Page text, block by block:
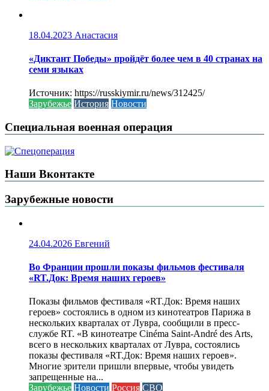
18.04.2023 Анастасия
«Диктант Победы» пройдёт более чем в 40 странах на
семи языках
Источник: https://russkiymir.ru/news/312425/
Зарубежье История Новости
Специальная военная операция
Наши Вконтакте
Зарубежные новости
24.04.2026 Евгений
Во Франции прошли показы фильмов фестиваля
«RT.Док: Время наших героев»
Показы фильмов фестиваля «RT.Док: Время наших
героев» состоялись в одном из кинотеатров Парижа в
нескольких кварталах от Лувра, сообщили в пресс-
службе RT. «В кинотеатре Cinéma Saint-André des Arts,
всего в нескольких кварталах от Лувра, состоялись
показы фестиваля «RT.Док: Время наших героев».
Многие зрители пришли впервые, чтобы увидеть
запрещенные на...
Зарубежье Новости Россия СВО